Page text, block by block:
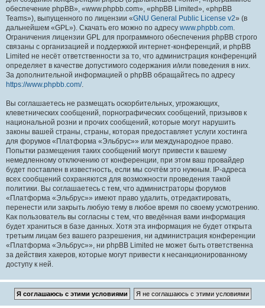
обеспечение phpBB», «www.phpbb.com», «phpBB Limited», «phpBB
Teams»), выпущенного по лицензии «GNU General Public License v2» (в
дальнейшем «GPL»). Скачать его можно по адресу www.phpbb.com.
Ограничения лицензии GPL для программного обеспечения phpBB строго
связаны с организацией и поддержкой интернет-конференций, и phpBB
Limited не несёт ответственности за то, что администрация конференций
определяет в качестве допустимого содержания и/или поведения в них.
За дополнительной информацией о phpBB обращайтесь по адресу
https://www.phpbb.com/.
Вы соглашаетесь не размещать оскорбительных, угрожающих,
клеветнических сообщений, порнографических сообщений, призывов к
национальной розни и прочих сообщений, которые могут нарушить
законы вашей страны, страны, которая предоставляет услуги хостинга
для форумов «Платформа «Эльбрус»» или международное право.
Попытки размещения таких сообщений могут привести к вашему
немедленному отключению от конференции, при этом ваш провайдер
будет поставлен в известность, если мы сочтём это нужным. IP-адреса
всех сообщений сохраняются для возможности проведения такой
политики. Вы соглашаетесь с тем, что администраторы форумов
«Платформа «Эльбрус»» имеют право удалить, отредактировать,
перенести или закрыть любую тему в любое время по своему усмотрению.
Как пользователь вы согласны с тем, что введённая вами информация
будет храниться в базе данных. Хотя эта информация не будет открыта
третьим лицам без вашего разрешения, ни администрация конференции
«Платформа «Эльбрус»», ни phpBB Limited не может быть ответственна
за действия хакеров, которые могут привести к несанкционированному
доступу к ней.